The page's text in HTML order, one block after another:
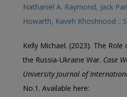
Nathaniel A. Raymond, Jack
Howarth, Kaveh Khoshnood ::
Kelly Michael. (2023). The
the Russia-Ukraine War. Case
University Journal of
No.1. Available here: